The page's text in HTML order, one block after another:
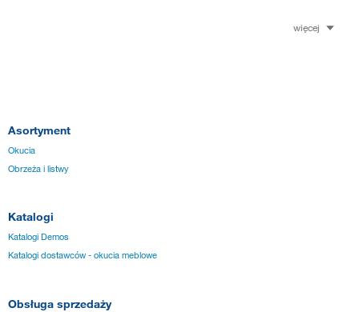
więcej
Asortyment
Okucia
Obrzeża i listwy
Katalogi
Katalogi Demos
Katalogi dostawców - okucia meblowe
Obsługa sprzedaży